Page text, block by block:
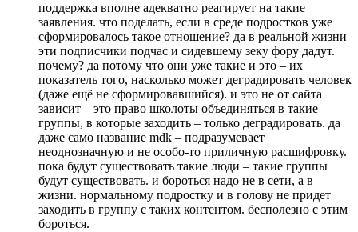
поддержка вполне адекватно реагирует на такие
заявления. что поделать, если в среде подростков уже
сформировалось такое отношение? да в реальной жизни
эти подписчики подчас и сидевшему зеку фору дадут.
почему? да потому что они уже такие и это – их
показатель того, насколько может деградировать человек
(даже ещё не сформировавшийся). и это не от сайта
зависит – это право школоты объединяться в такие
группы, в которые заходить – только деградировать. да
даже само название mdk – подразумевает
неоднозначную и не особо-то приличную расшифровку.
пока будут существовать такие люди – такие группы
будут существовать. и бороться надо не в сети, а в
жизни. нормальному подростку и в голову не придет
заходить в группу с таких контентом. бесполезно с этим
бороться.